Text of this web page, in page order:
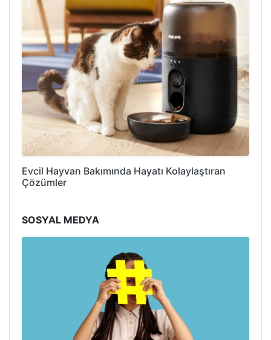
Evcil Hayvan Bakımında Hayatı Kolaylaştıran
Çözümler
SOSYAL MEDYA